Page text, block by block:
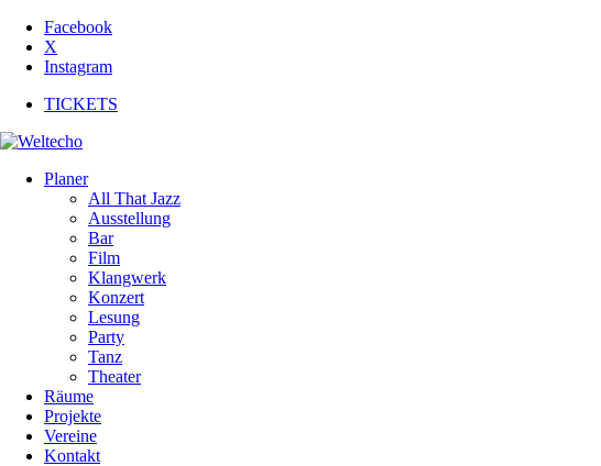
Facebook
X
Instagram
TICKETS
Planer
All That Jazz
Ausstellung
Bar
Film
Klangwerk
Konzert
Lesung
Party
Tanz
Theater
Räume
Projekte
Vereine
Kontakt